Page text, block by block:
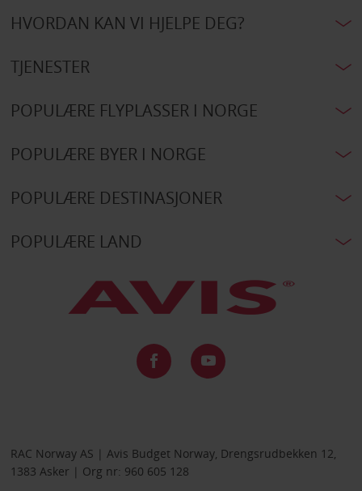
HVORDAN KAN VI HJELPE DEG?
TJENESTER
POPULÆRE FLYPLASSER I NORGE
POPULÆRE BYER I NORGE
POPULÆRE DESTINASJONER
POPULÆRE LAND
RAC Norway AS | Avis Budget Norway, Drengsrudbekken 12,
1383 Asker | Org nr: 960 605 128